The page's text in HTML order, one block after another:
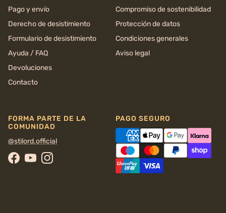
Pago y envío
Derecho de desistimiento
Formulario de desistimiento
Ayuda / FAQ
Devoluciones
Contacto
Compromiso de sostenibilidad
Protección de datos
Condiciones generales
Aviso legal
FORMA PARTE DE LA
COMUNIDAD
@stilord.official
Facebook
YouTubeInstagram
PAGO SEGURO